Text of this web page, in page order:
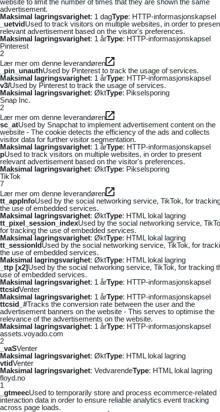
advertisement.
Maksimal lagringsvarighet: 1 dagType: HTTP-informasjonskapsel
_uetvidUsed to track visitors on multiple websites, in order to
relevant advertisement based on the visitor's preferences.
Maksimal lagringsvarighet: 1 årType: HTTP-informasjonskapsel
Pinterest
2
Lær mer om denne leverandøren
_pin_unauthUsed by Pinterest to track the usage of services.
Maksimal lagringsvarighet: 1 årType: HTTP-informasjonskapsel
v3/Used by Pinterest to track the usage of services.
Maksimal lagringsvarighet: ØktType: Pikselsporing
Snap Inc.
2
Lær mer om denne leverandøren
sc_atUsed by Snapchat to implement advertisement content on the
website - The cookie detects the efficiency of the ads and collects
visitor data for further visitor segmentation.
Maksimal lagringsvarighet: 1 årType: HTTP-informasjonskapsel
pUsed to track visitors on multiple websites, in order to present
relevant advertisement based on the visitor's preferences.
Maksimal lagringsvarighet: ØktType: Pikselsporing
TikTok
7
Lær mer om denne leverandøren
tt_appInfoUsed by the social networking service, TikTok, for
the use of embedded services.
Maksimal lagringsvarighet: ØktType: HTML lokal lagring
tt_pixel_session_indexUsed by the social networking service,
for tracking the use of embedded services.
Maksimal lagringsvarighet: ØktType: HTML lokal lagring
tt_sessionIdUsed by the social networking service, TikTok, for
the use of embedded services.
Maksimal lagringsvarighet: ØktType: HTML lokal lagring
_ttp [x2]Used by the social networking service, TikTok, for tracking
use of embedded services.
Maksimal lagringsvarighet: 1 årType: HTTP-informasjonskapsel
ttcsidVenter
Maksimal lagringsvarighet: 1 årType: HTTP-informasjonskapsel
ttcsid_#Tracks the conversion rate between the user and the
advertisement banners on the website - This serves to optimise the
relevance of the advertisements on the website.
Maksimal lagringsvarighet: 1 årType: HTTP-informasjonskapsel
assets.voyado.com
2
_vaSVenter
Maksimal lagringsvarighet: ØktType: HTML lokal lagring
vtidVenter
Maksimal lagringsvarighet: VedvarendeType: HTML lokal lagring
floyd.no
1
_gtmeecUsed to temporarily store and process ecommerce-related
interaction data in order to ensure reliable analytics event tracking
across page loads.